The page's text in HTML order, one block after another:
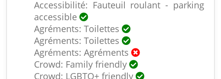
Accessibilité: Fauteuil roulant - parking
accessible
Agréments: Toilettes
Agréments: Toilettes
Agréments: Agréments
Crowd: Family friendly
Crowd: LGBTQ+ friendly